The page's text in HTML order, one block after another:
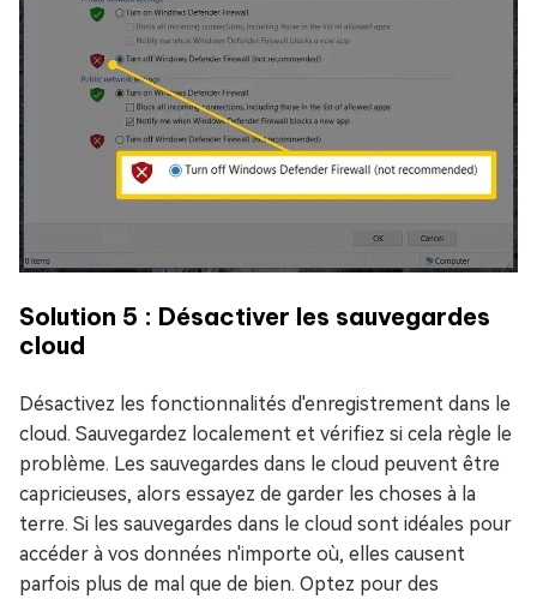
Solution 5 : Désactiver les sauvegardes
cloud
Désactivez les fonctionnalités d'enregistrement dans le
cloud. Sauvegardez localement et vérifiez si cela règle le
problème. Les sauvegardes dans le cloud peuvent être
capricieuses, alors essayez de garder les choses à la
terre. Si les sauvegardes dans le cloud sont idéales pour
accéder à vos données n'importe où, elles causent
parfois plus de mal que de bien. Optez pour des